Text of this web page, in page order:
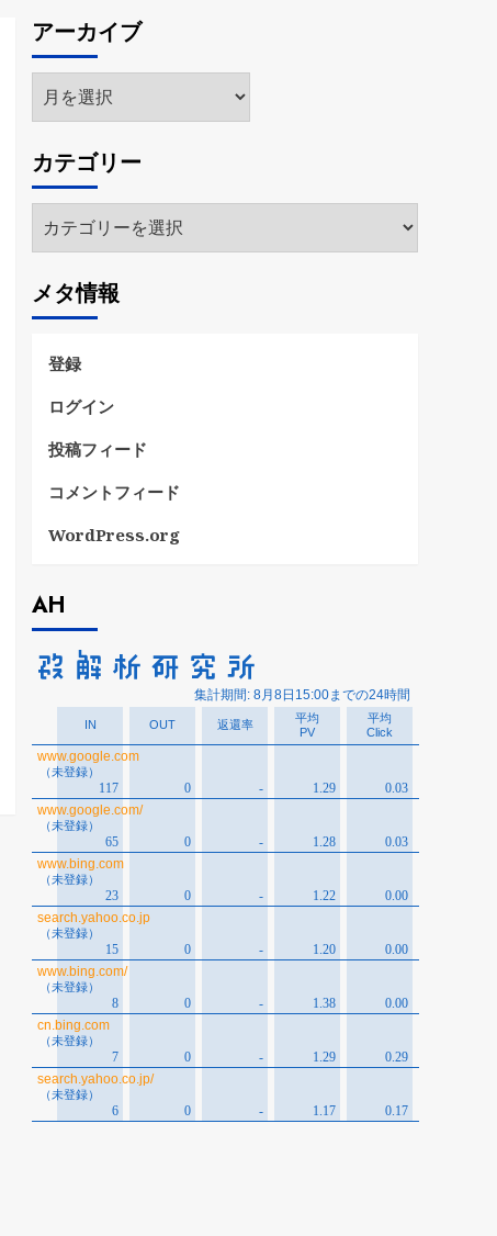
アーカイブ
ア
ー
イ
ブ
カテゴリー
テ
リ
ー
メタ情報
登録
ログイン
投稿フィード
コメントフィード
WordPress.org
AH